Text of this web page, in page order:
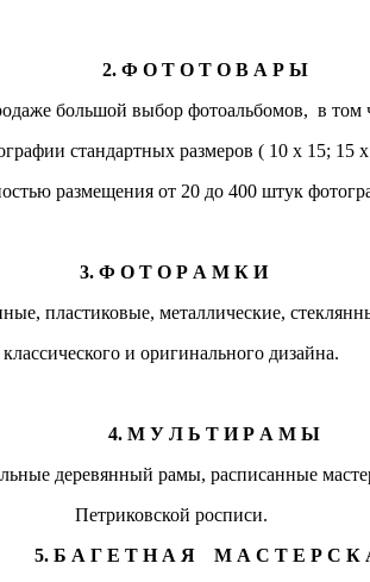
2. Ф О Т О Т О В А Р Ы
большой выбор фотоальбомов, в том
стандартных размеров ( 10 х 15; 15
размещения от 20 до 400 штук
3. Ф О Т О Р А М К И
пластиковые, металлические,
классического и оригинального дизайна.
4. М У Л Ь Т И Р А М Ы
деревянный рамы, расписанные
Петриковской росписи.
Г Е Т Н А Я М А С Т Е Р С К